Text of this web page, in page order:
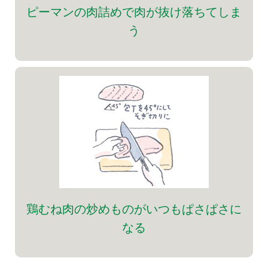
ピーマンの肉詰めで肉が抜け落ちてしま
う
鶏むね肉の炒めものがいつもぱさぱさに
なる